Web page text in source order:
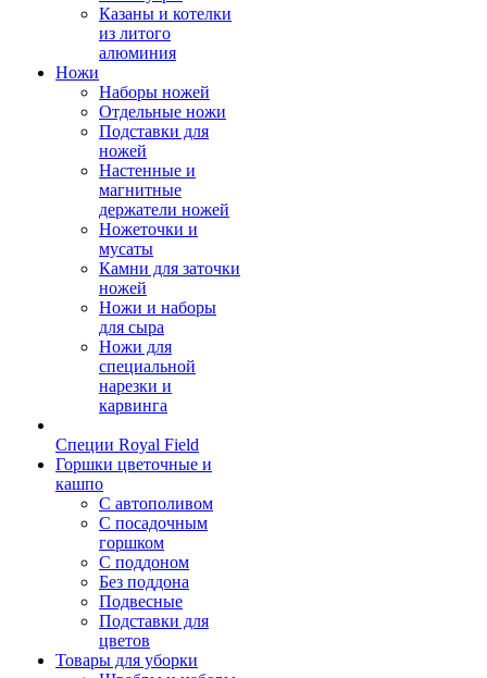
Казаны и котелки
из литого
алюминия
Ножи
Наборы ножей
Отдельные ножи
Подставки для
ножей
Настенные и
магнитные
держатели ножей
Ножеточки и
мусаты
Камни для заточки
ножей
Ножи и наборы
для сыра
Ножи для
специальной
нарезки и
карвинга
Специи Royal Field
Горшки цветочные и
кашпо
С автополивом
С посадочным
горшком
С поддоном
Без поддона
Подвесные
Подставки для
цветов
Товары для уборки